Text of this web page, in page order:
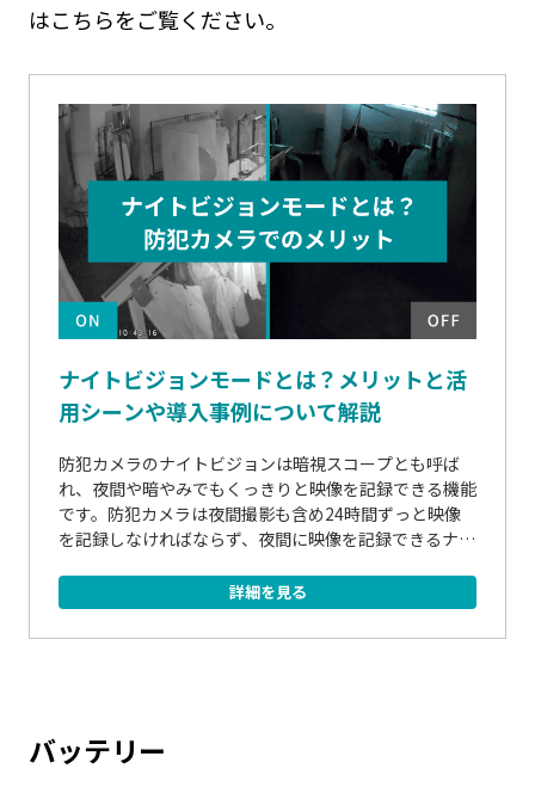
はこちらをご覧ください。
ナイトビジョンモードとは？メリットと活
用シーンや導入事例について解説
防犯カメラのナイトビジョンは暗視スコープとも呼ば
れ、夜間や暗やみでもくっきりと映像を記録できる機能
です。防犯カメラは夜間撮影も含め24時間ずっと映像
を記録しなければならず、夜間に映像を記録できるナイ
トビジョンモードの概要や種類、実際の活用シーンに
つ...
詳細を見る
バッテリー